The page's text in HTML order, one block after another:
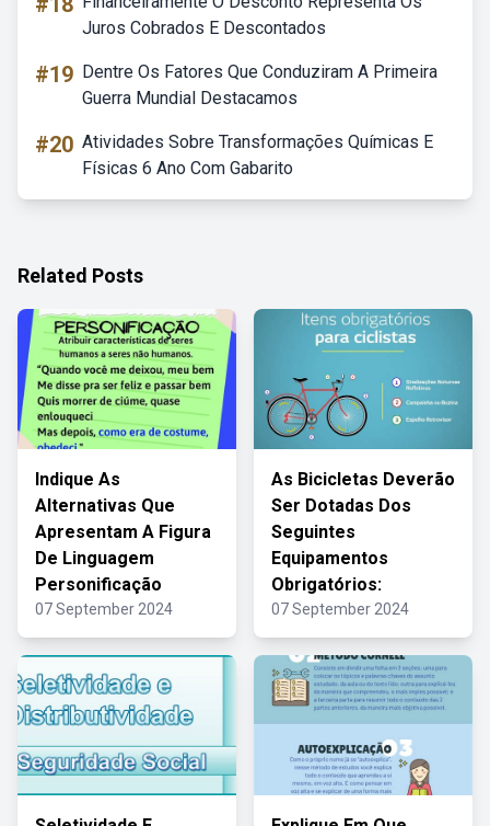
Juros Cobrados E Descontados
#19 Dentre Os Fatores Que Conduziram A Primeira
Guerra Mundial Destacamos
#20 Atividades Sobre Transformações Químicas E
Físicas 6 Ano Com Gabarito
Related Posts
Indique As
Alternativas Que
Apresentam A Figura
De Linguagem
Personificação
07 September 2024
As Bicicletas Deverão
Ser Dotadas Dos
Seguintes
Equipamentos
Obrigatórios:
07 September 2024